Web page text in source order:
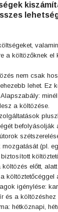
a költözőknek el
nem csak
lehet. Ez
Alapszabály:
a költözése.
(pl.
előtt,
költöztetőcéggel
igénylése:
és a költözéshez
hétköznapi,